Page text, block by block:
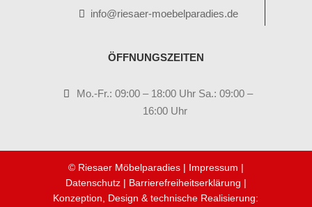
info@riesaer-moebelparadies.de
ÖFFNUNGSZEITEN
Mo.-Fr.: 09:00 – 18:00 Uhr Sa.: 09:00 –
16:00 Uhr
© Riesaer Möbelparadies | Impressum |
Datenschutz| Barrierefreiheitserklärung |
Konzeption, Design & technische Realisierung: